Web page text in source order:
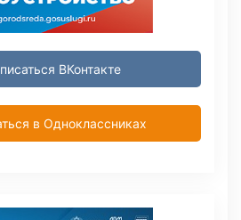
ВКонтакте
в Одноклассниках